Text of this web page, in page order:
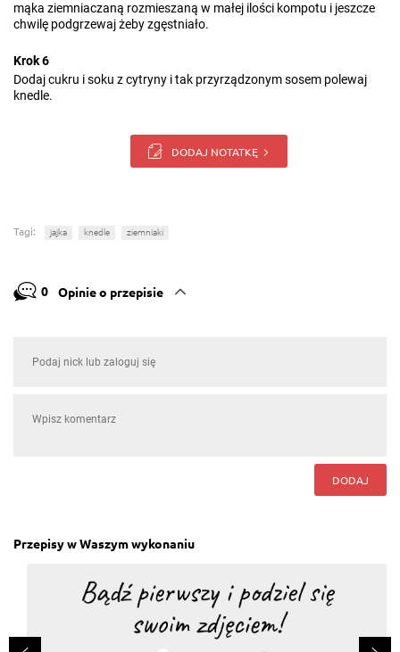
mąka ziemniaczaną rozmieszaną w małej ilości kompotu i jeszcze
chwilę podgrzewaj żeby zgęstniało.
Krok 6
Dodaj cukru i soku z cytryny i tak przyrządzonym sosem polewaj
knedle.
DODAJ NOTATKĘ
Tagi: jajka knedle ziemniaki
0 Opinie o przepisie
DODAJ
Przepisy w Waszym wykonaniu